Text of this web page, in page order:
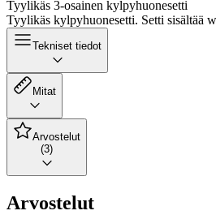
Tyylikäs 3-osainen kylpyhuonesetti
Tyylikäs kylpyhuonesetti. Setti sisältää
Tekniset tiedot
Mitat
Arvostelut
(3)
Arvostelut